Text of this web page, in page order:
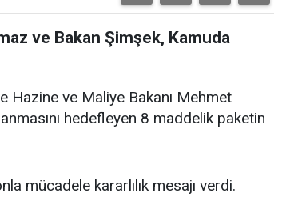
ve Bakan Şimşek, Kamuda
Hazine ve Maliye Bakanı Mehmet
hedefleyen 8 maddelik paketin
mücadele kararlılık mesajı verdi.